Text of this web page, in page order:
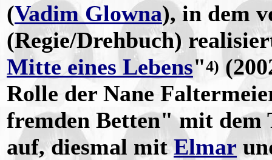
(Vadim Glowna), in dem
(Regie/Drehbuch)
Mitte eines Lebens"4)
Rolle der Nane
fremden Betten" mit
auf, diesmal mitElmar